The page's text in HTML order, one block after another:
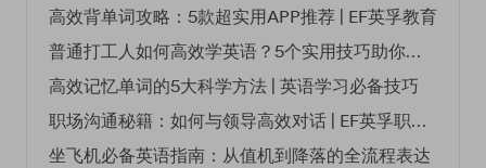
高效背单词攻略：5款超实用APP推荐 | EF英孚教育
普通打工人如何高效学英语？5个实用技巧助你突破职场瓶颈
高效记忆单词的5大科学方法 | 英语学习必备技巧
职场沟通秘籍：如何与领导高效对话 | EF英孚职场指南
坐飞机必备英语指南：从值机到降落的全流程表达